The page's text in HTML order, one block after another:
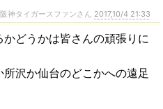
神タイガースファンさん 2017,10/4 21:33
どうかは皆さんの頑張りに
沢か仙台のどこかへの遠足